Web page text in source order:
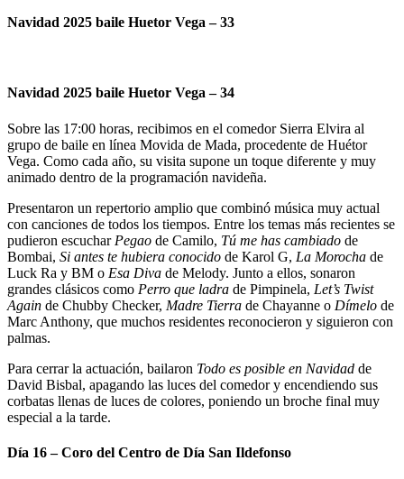
Navidad 2025 baile Huetor Vega – 33
Navidad 2025 baile Huetor Vega – 34
Sobre las 17:00 horas, recibimos en el comedor Sierra Elvira al
grupo de baile en línea Movida de Mada, procedente de Huétor
Vega. Como cada año, su visita supone un toque diferente y muy
animado dentro de la programación navideña.
Presentaron un repertorio amplio que combinó música muy actual
con canciones de todos los tiempos. Entre los temas más recientes se
pudieron escuchar Pegao de Camilo, Tú me has cambiado de
Bombai, Si antes te hubiera conocido de Karol G, La Morocha de
Luck Ra y BM o Esa Diva de Melody. Junto a ellos, sonaron
grandes clásicos como Perro que ladra de Pimpinela, Let’s Twist
Again de Chubby Checker, Madre Tierra de Chayanne o Dímelo de
Marc Anthony, que muchos residentes reconocieron y siguieron con
palmas.
Para cerrar la actuación, bailaron Todo es posible en Navidad de
David Bisbal, apagando las luces del comedor y encendiendo sus
corbatas llenas de luces de colores, poniendo un broche final muy
especial a la tarde.
Día 16 – Coro del Centro de Día San Ildefonso